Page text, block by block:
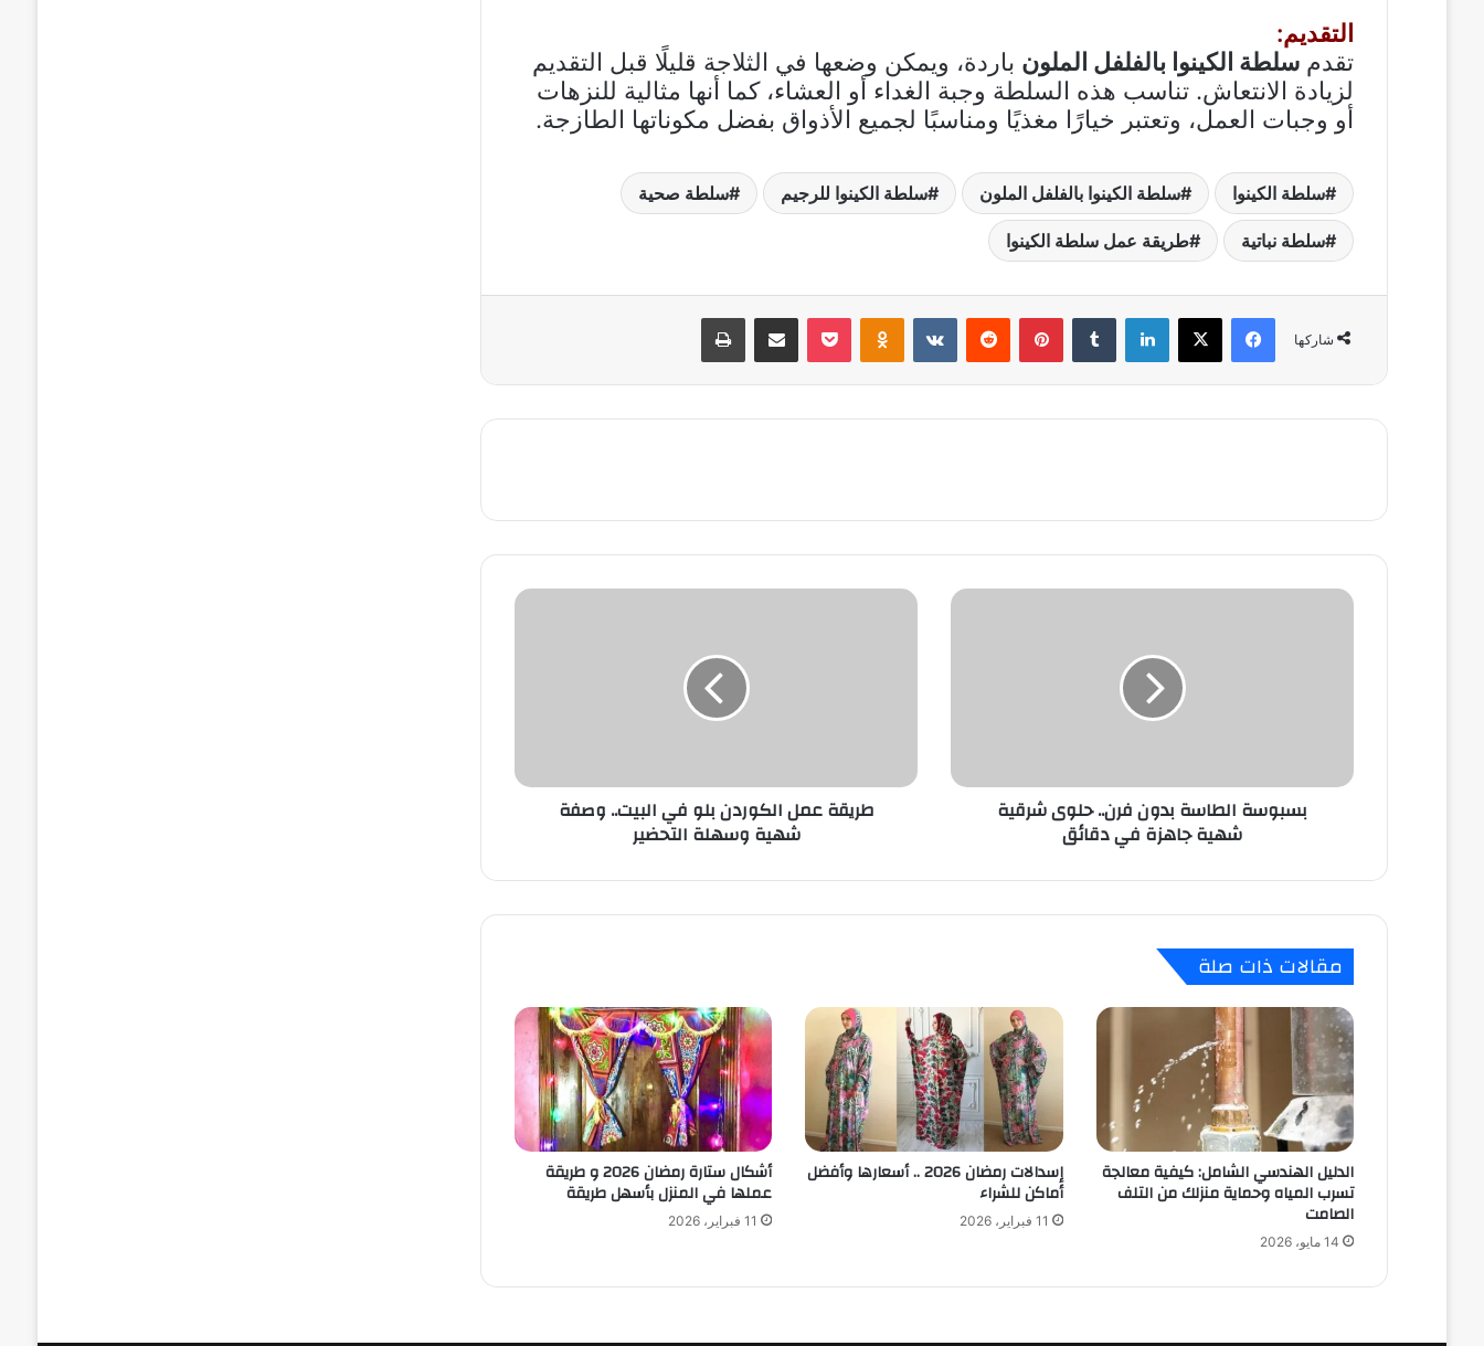
التقديم:
تقدم سلطة الكينوا بالفلفل الملون باردة، ويمكن وضعها في الثلاجة قليلًا قبل التقديم
لزيادة الانتعاش. تناسب هذه السلطة وجبة الغداء أو العشاء، كما أنها مثالية للنزهات
أو وجبات العمل، وتعتبر خيارًا مغذيًا ومناسبًا لجميع الأذواق بفضل مكوناتها الطازجة.
سلطة الكينوا سلطة الكينوا بالفلفل الملون سلطة الكينوا للرجيم سلطة صحية
سلطة نباتية طريقة عمل سلطة الكينوا
شاركها
فيسبوك ‫X لينكدإن ‏Tumblr بينتيريست
‏Reddit
‏VKontakte
Odnoklassniki
‫Pocket مشاركة عبر البريد طباعة
بسبوسة
في
بسبوسة الطاسة بدون فرن.. حلوى شرقية
شهية جاهزة في دقائق
طريقة
وسهلة
التحضيرطريقة عمل الكوردن بلو في البيت.. وصفة
شهية وسهلة التحضير
مقالات ذات صلة
الدليل الهندسي الشامل: كيفية معالجة
تسرب المياه وحماية منزلك من التلف
الصامت
14 مايو، 2026
إسدالات رمضان 2026 .. أسعارها وأفضل
أماكن للشراء
11 فبراير، 2026
أشكال ستارة رمضان 2026 و طريقة
عملها في المنزل بأسهل طريقة
11 فبراير، 2026